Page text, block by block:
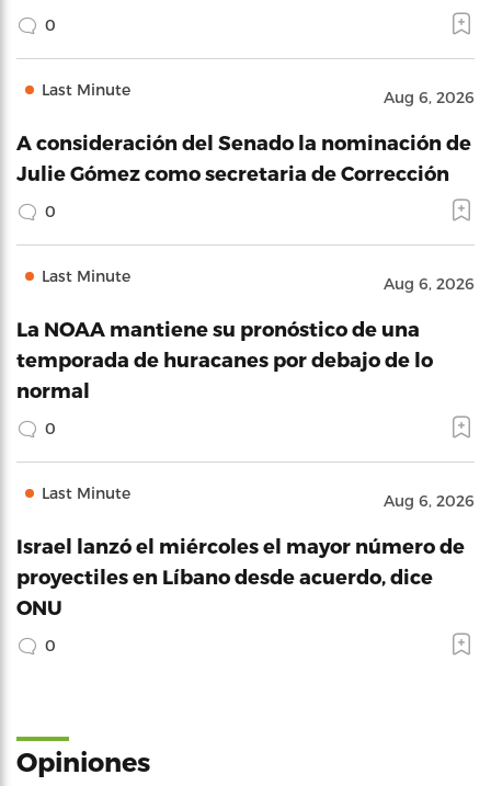
0
Last Minute Aug 6, 2026
A consideración del Senado la nominación de
Julie Gómez como secretaria de Corrección
0
Last Minute Aug 6, 2026
La NOAA mantiene su pronóstico de una
temporada de huracanes por debajo de lo
normal
0
Last Minute Aug 6, 2026
Israel lanzó el miércoles el mayor número de
proyectiles en Líbano desde acuerdo, dice
ONU
0
Opiniones